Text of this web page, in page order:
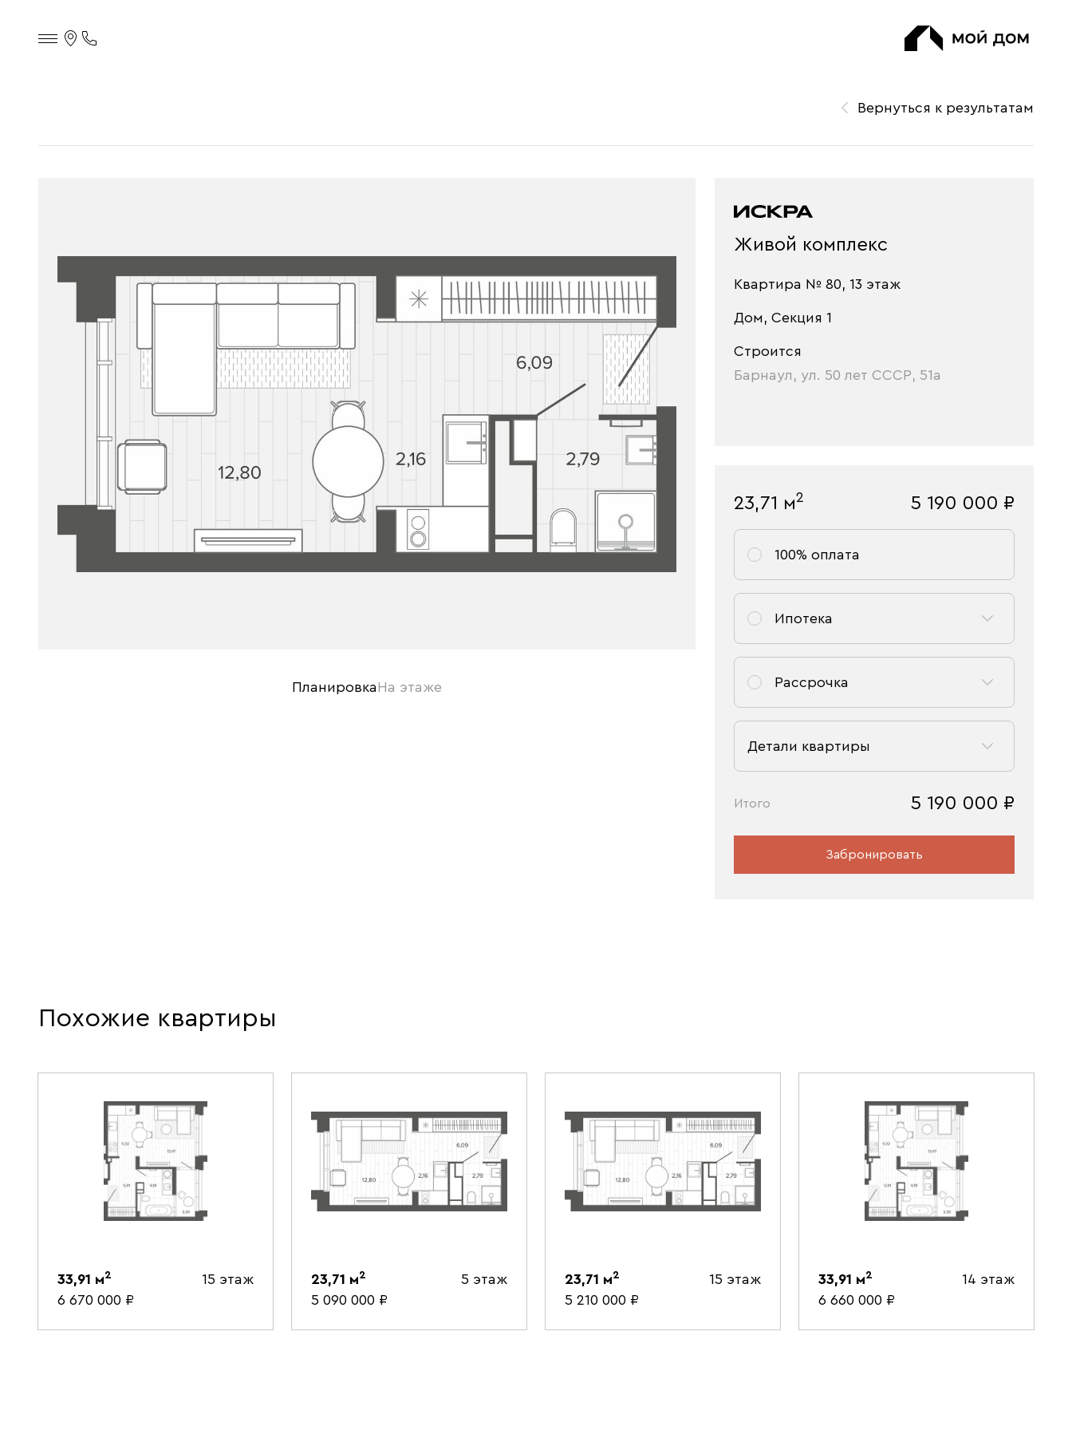
Контакты
Телефон
Вернуться к результатам
ПланировкаНа этаже
Живой комплекс
Квартира № 80, 13 этаж
Дом, Секция 1
Строится
Барнаул, ул. 50 лет СССР, 51а
23,71 м2 5 190 000 ₽
100% оплата
Ипотека
Рассрочка
Детали квартиры
Итого 5 190 000 ₽
Забронировать
Похожие квартиры
33,91 м2
15 этаж
6 670 000 ₽
23,71 м2
5 этаж
5 090 000 ₽
23,71 м2
15 этаж
5 210 000 ₽
33,91 м2
14 этаж
6 660 000 ₽